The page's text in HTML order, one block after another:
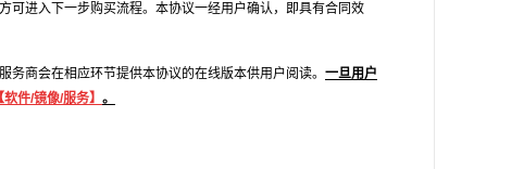
可进入下一步购买流程。本协议一经用户确认，即具有合同效
务商会在相应环节提供本协议的在线版本供用户阅读。 一旦用户
【软件/镜像/服务】 。